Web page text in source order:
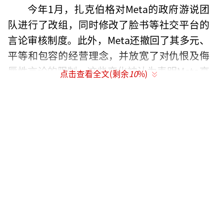
今年1月，扎克伯格对Meta的政府游说团
队进行了改组，同时修改了脸书等社交平台的
言论审核制度。此外，Meta还撤回了其多元、
平等和包容的经营理念，并放宽了对仇恨及侮
辱性言论的限制。这些变化被认为表明Meta高
点击查看全文(剩余10%)